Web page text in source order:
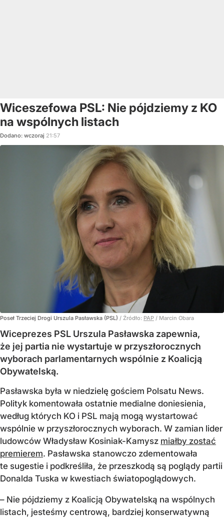
Wiceszefowa PSL: Nie pójdziemy z KO
na wspólnych listach
Dodano: wczoraj 21:57
Poseł Trzeciej Drogi Urszula Pasławska (PSL) / Źródło: PAP / Marcin Obara
Wiceprezes PSL Urszula Pasławska zapewnia,
że jej partia nie wystartuje w przyszłorocznych
wyborach parlamentarnych wspólnie z Koalicją
Obywatelską.
Pasławska była w niedzielę gościem Polsatu News.
Polityk komentowała ostatnie medialne doniesienia,
według których KO i PSL mają mogą wystartować
wspólnie w przyszłorocznych wyborach. W zamian lider
ludowców Władysław Kosiniak-Kamysz miałby zostać
premierem. Pasławska stanowczo zdementowała
te sugestie i podkreśliła, że przeszkodą są poglądy partii
Donalda Tuska w kwestiach światopoglądowych.
– Nie pójdziemy z Koalicją Obywatelską na wspólnych
listach, jesteśmy centrową, bardziej konserwatywną